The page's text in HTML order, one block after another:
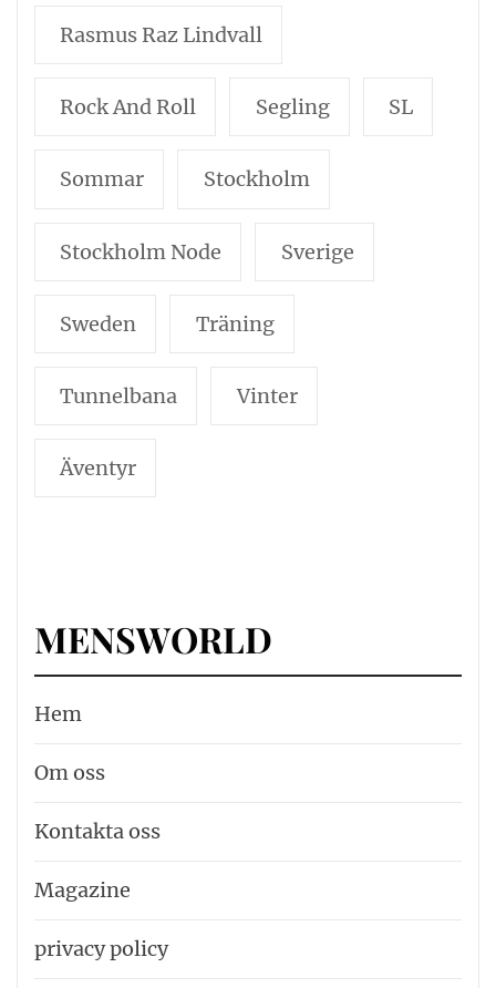
Rasmus Raz Lindvall
Rock And Roll Segling SL
Sommar Stockholm
Stockholm Node Sverige
Sweden Träning
Tunnelbana Vinter
Äventyr
MENSWORLD
Hem
Om oss
Kontakta oss
Magazine
privacy policy